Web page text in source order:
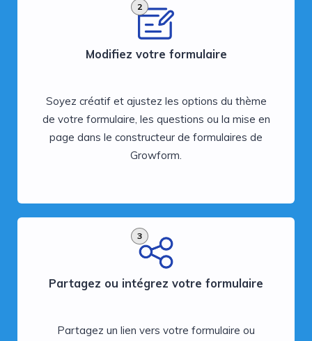
2
Modifiez votre formulaire
Soyez créatif et ajustez les options du thème
de votre formulaire, les questions ou la mise en
page dans le constructeur de formulaires de
Growform.
3
Partagez ou intégrez votre formulaire
Partagez un lien vers votre formulaire ou